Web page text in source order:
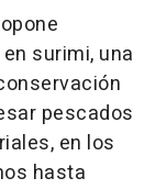
surimi, una
pescados
en los
hasta